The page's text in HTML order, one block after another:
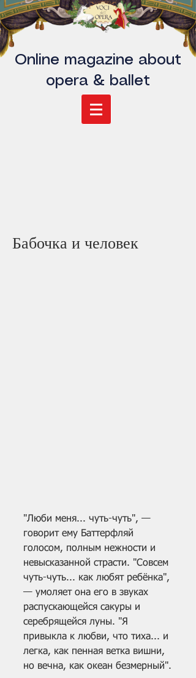
Online magazine about
opera & ballet
Бабочка и человек
"Люби меня... чуть-чуть", —
говорит ему Баттерфляй
голосом, полным нежности и
невысказанной страсти. "Совсем
чуть-чуть... как любят ребёнка",
— умоляет она его в звуках
распускающейся сакуры и
серебрящейся луны. "Я
привыкла к любви, что тиха... и
легка, как пенная ветка вишни,
но вечна, как океан безмерный".